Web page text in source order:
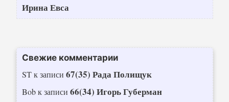
Ирина Евса
Свежие комментарии
STк записи 67(35) Рада Полищук
Bobк записи 66(34) Игорь Губерман